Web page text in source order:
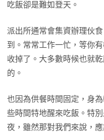
吃飯卻是難如登天。
派出所通常會集資辦理伙
到。常常工作一忙，等你
收掉了。大多數時候也就
的。
也因為供餐時間固定，身
些時間特地醒來吃飯。特
夜，雖然那對我們來說，應